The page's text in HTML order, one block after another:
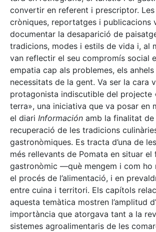
convertir en referent i prescriptor. Les
cròniques, reportatges i publicacions
documentar la desaparició de
tradicions, modes i estils de vida i, al
van reflectir el seu compromís social
empatia cap als problemes, els
necessitats de la gent. Va ser la cara
protagonista indiscutible del projecte
terra», una iniciativa que va posar en
el diari Información amb la finalitat
recuperació de les tradicions
gastronòmiques. Es tracta d’una de
més rellevants de Pomata en situar el
gastronòmic —què mengem i com
el procés de l’alimentació, i en
entre cuina i territori. Els capítols
aquesta temàtica mostren l’amplitud
importància que atorgava tant a la
sistemes agroalimentaris de les